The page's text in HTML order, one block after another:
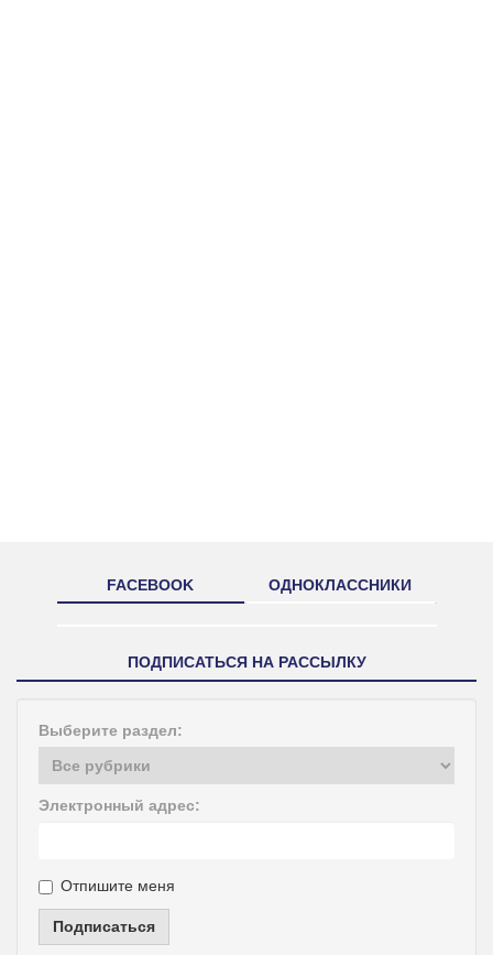
FACEBOOK ОДНОКЛАССНИКИ
ПОДПИСАТЬСЯ НА РАССЫЛКУ
Выберите раздел:
Электронный адрес:
Отпишите меня
Подписаться